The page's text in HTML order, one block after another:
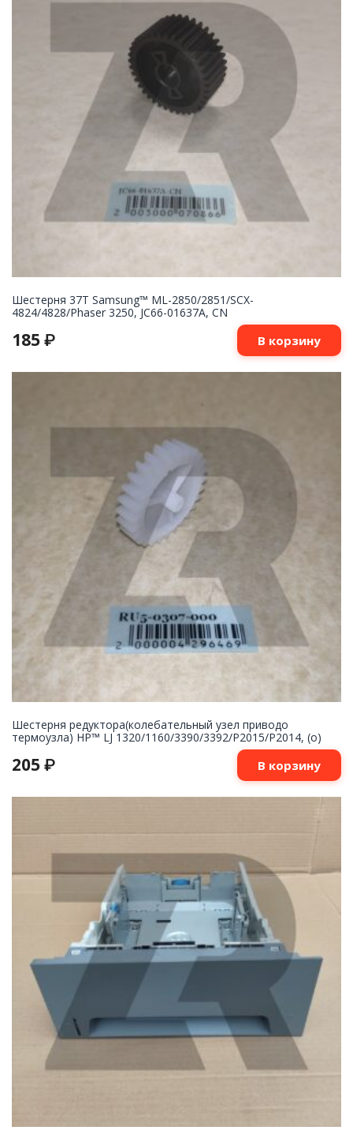
Шестерня 37T Samsung™ ML-2850/2851/SCX-
4824/4828/Phaser 3250, JC66-01637A, CN
185 ₽ В корзину
Шестерня редуктора(колебательный узел приводо
термоузла) HP™ LJ 1320/1160/3390/3392/P2015/P2014, (о)
205 ₽ В корзину